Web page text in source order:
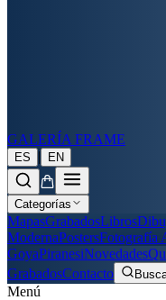
GALERÍA FRAME
ES | EN
Categorías
MapasGrabadosLibros
ModernaPostersFotografía
GoyaPiranesiNovedades
GrabadosContacto
Menú